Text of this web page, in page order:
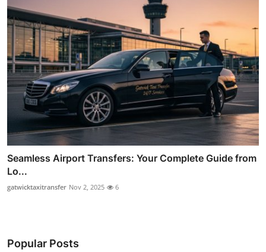
Seamless Airport Transfers: Your Complete Guide from
Lo...
gatwicktaxitransfer Nov 2, 2025 6
Popular Posts